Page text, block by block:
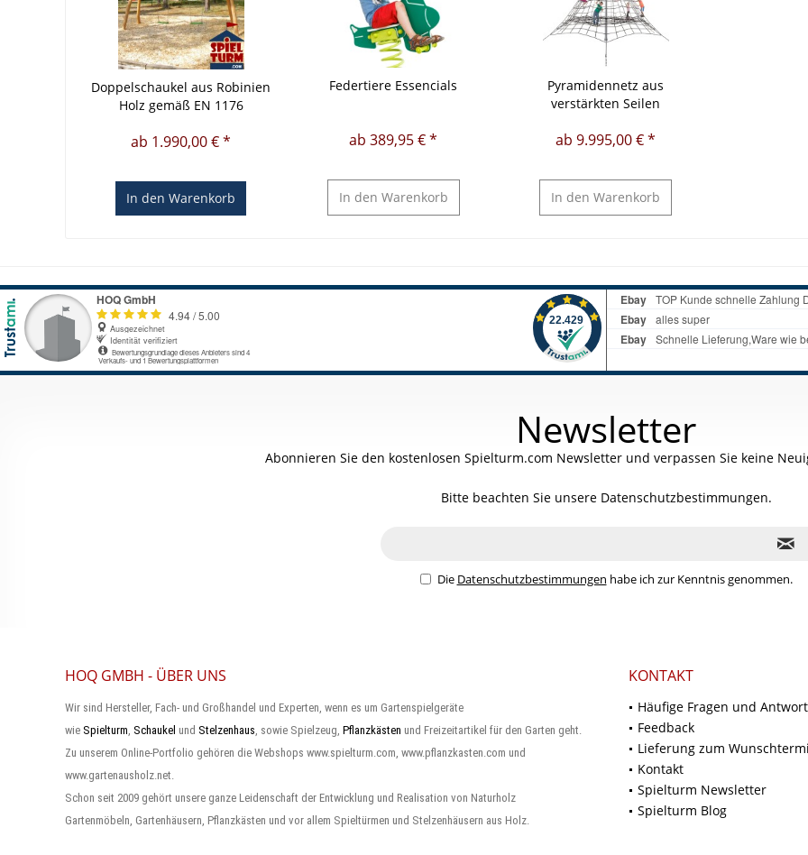
Doppelschaukel aus Robinien
Holz gemäß EN 1176
ab 1.990,00 € *
In den Warenkorb
Federtiere Essencials
ab 389,95 € *
In den Warenkorb
Pyramidennetz aus
verstärkten Seilen
ab 9.995,00 € *
In den Warenkorb
Newsletter
Abonnieren Sie den kostenlosen Spielturm.com Newsletter und verpassen Sie keine
Bitte beachten Sie unsere Datenschutzbestimmungen.
Die Datenschutzbestimmungen habe ich zur Kenntnis genommen.
HOQ GMBH - ÜBER UNS
Wir sind Hersteller, Fach- und Großhandel und Experten, wenn es um Gartenspielgeräte
wie Spielturm Schaukel und Stelzenhaus , sowie Spielzeug, Pflanzkästen und Freizeitartikel für den Garten geht.
Zu unserem Online-Portfolio gehören die Webshops www.spielturm.com, www.pflanzkasten.com und
www.gartenausholz.net.
Schon seit 2009 gehört unsere ganze Leidenschaft der Entwicklung und Realisation von Naturholz
Gartenmöbeln, Gartenhäusern, Pflanzkästen und vor allem Spieltürmen und Stelzenhäusern aus Holz.
KONTAKT
Häufige Fragen und
Feedback
Lieferung zum
Kontakt
Spielturm Newsletter
Spielturm Blog